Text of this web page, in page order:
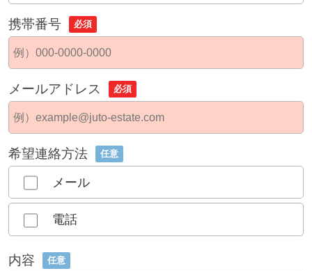
携帯番号 必須
メールアドレス 必須
希望連絡方法 任意
メール
電話
内容 任意